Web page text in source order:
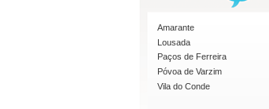
Amarante
Lousada
Paços de Ferreira
Póvoa de Varzim
Vila do Conde